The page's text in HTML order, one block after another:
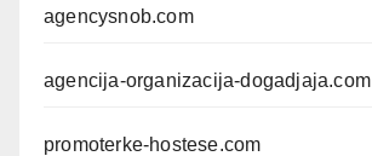
agencysnob.com
agencija-organizacija-dogadjaja.com
promoterke-hostese.com